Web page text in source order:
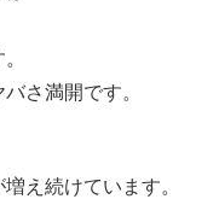
さ満開です。
え続けています。